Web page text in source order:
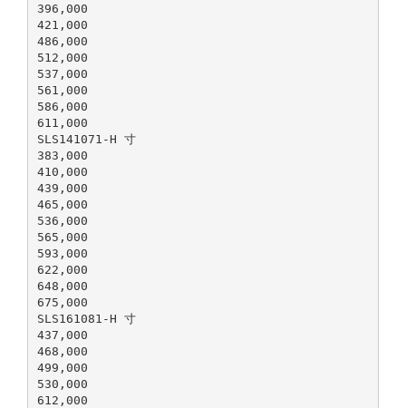
396,000
421,000
486,000
512,000
537,000
561,000
586,000
611,000
SLS141071-H 寸
383,000
410,000
439,000
465,000
536,000
565,000
593,000
622,000
648,000
675,000
SLS161081-H 寸
437,000
468,000
499,000
530,000
612,000